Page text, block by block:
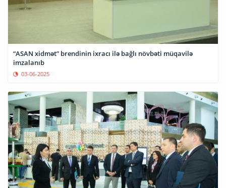
“ASAN xidmət” brendinin ixracı ilə bağlı növbəti müqavilə
imzalanıb
03-06-2025